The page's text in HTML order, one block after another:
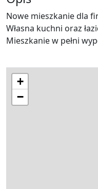
Nowe mieszkanie dla
Własna kuchni oraz
Mieszkanie w pełni
+
−